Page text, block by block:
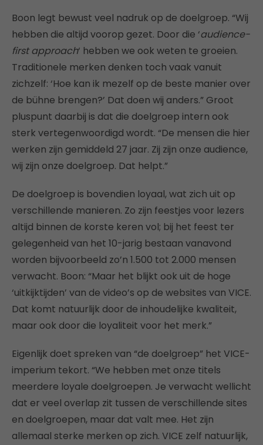
Boon legt bewust veel nadruk op de doelgroep. “Wij
hebben die altijd voorop gezet. Door die ‘audience-
first approach‘ hebben we ook weten te groeien.
Traditionele merken denken toch vaak vanuit
zichzelf: ‘Hoe kan ik mezelf op de beste manier over
de bühne brengen?’ Dat doen wij anders.” Groot
pluspunt daarbij is dat die doelgroep intern ook
sterk vertegenwoordigd wordt. “De mensen die hier
werken zijn gemiddeld 27 jaar. Zij zijn onze audience,
wij zijn onze doelgroep. Dat helpt.”
De doelgroep is bovendien loyaal, wat zich uit op
verschillende manieren. Zo zijn feestjes voor lezers
altijd binnen de korste keren vol; bij het feest ter
gelegenheid van het 10-jarig bestaan vanavond
worden bijvoorbeeld zo’n 1.500 tot 2.000 mensen
verwacht. Boon: “Maar het blijkt ook uit de hoge
‘uitkijktijden’ van de video’s op de websites van VICE.
Dat komt natuurlijk door de inhoudelijke kwaliteit,
maar ook door die loyaliteit voor het merk.”
Eigenlijk doet spreken van “de doelgroep” het VICE-
imperium tekort. “We hebben met onze titels
meerdere loyale doelgroepen. Je verwacht wellicht
dat er veel overlap zit tussen de verschillende sites
en doelgroepen, maar dat valt mee. Het zijn
allemaal sterke merken op zich. VICE zelf natuurlijk,